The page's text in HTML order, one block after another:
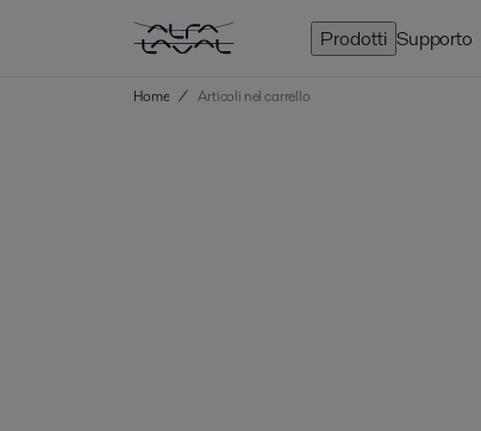
Prodotti Supporto
Home / Articoli nel carrello